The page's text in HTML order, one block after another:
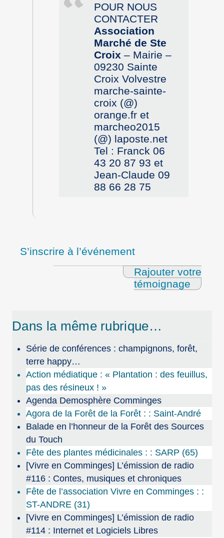
POUR NOUS
CONTACTER
Association
Marché de Ste
Croix – Mairie –
09230 Sainte
Croix Volvestre
marche-sainte-
croix (@)
orange.fr et
marcheo2015
(@) laposte.net
Tel : Franck 06
43 20 87 93 et
Jean-Claude 09
88 66 28 75
S’inscrire à l’événement
Rajouter votre
témoignage
Dans la même rubrique…
Série de conférences : champignons, forêt,
terre happy…
Action médiatique : « Plantation : des feuillus,
pas des résineux ! »
Agenda Demosphère Comminges
Agora de la Forêt de la Forêt : : Saint-André
Balade en l’honneur de la Forêt des Sources
du Touch
Fête des plantes médicinales : : SARP (65)
[Vivre en Comminges] L’émission de radio
#116 : Contes, musiques et chroniques
Fête de l’association Vivre en Comminges : :
ST-ANDRE (31)
[Vivre en Comminges] L’émission de radio
#114 : Internet et Logiciels Libres